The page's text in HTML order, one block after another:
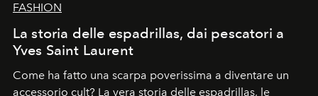
FASHION
La storia delle espadrillas, dai pescatori a
Yves Saint Laurent
Come ha fatto una scarpa poverissima a diventare un
accessorio cult? La vera storia delle espadrillas, le